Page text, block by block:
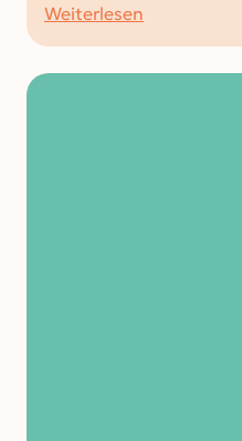
Weiterlesen
Volleyball-
Feriencamp